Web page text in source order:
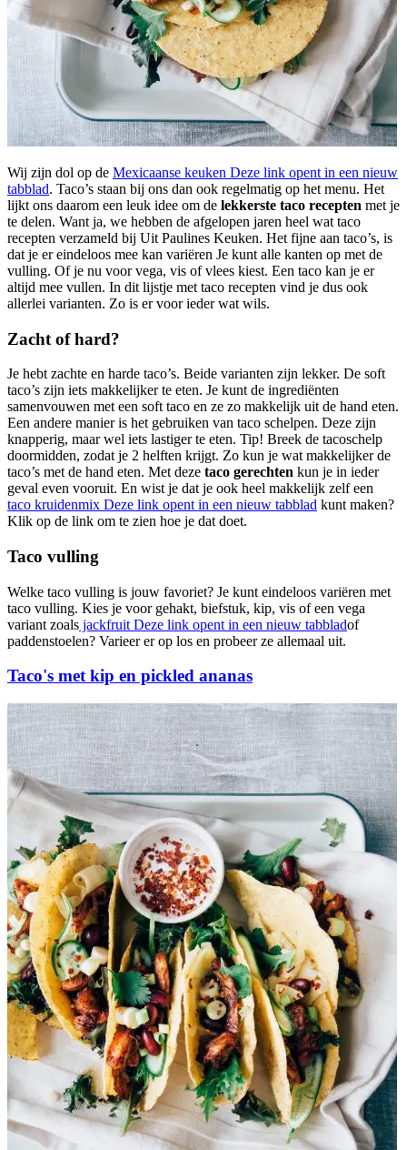
Wij zijn dol op de Mexicaanse keuken Deze link opent in een nieuw
tabblad. Taco’s staan bij ons dan ook regelmatig op het menu. Het
lijkt ons daarom een leuk idee om de lekkerste taco recepten met je
te delen. Want ja, we hebben de afgelopen jaren heel wat taco
recepten verzameld bij Uit Paulines Keuken. Het fijne aan taco’s, is
dat je er eindeloos mee kan variëren Je kunt alle kanten op met de
vulling. Of je nu voor vega, vis of vlees kiest. Een taco kan je er
altijd mee vullen. In dit lijstje met taco recepten vind je dus ook
allerlei varianten. Zo is er voor ieder wat wils.
Zacht of hard?
Je hebt zachte en harde taco’s. Beide varianten zijn lekker. De soft
taco’s zijn iets makkelijker te eten. Je kunt de ingrediënten
samenvouwen met een soft taco en ze zo makkelijk uit de hand eten.
Een andere manier is het gebruiken van taco schelpen. Deze zijn
knapperig, maar wel iets lastiger te eten. Tip! Breek de tacoschelp
doormidden, zodat je 2 helften krijgt. Zo kun je wat makkelijker de
taco’s met de hand eten. Met deze taco gerechten kun je in ieder
geval even vooruit. En wist je dat je ook heel makkelijk zelf een
taco kruidenmix Deze link opent in een nieuw tabblad kunt maken?
Klik op de link om te zien hoe je dat doet.
Taco vulling
Welke taco vulling is jouw favoriet? Je kunt eindeloos variëren met
taco vulling. Kies je voor gehakt, biefstuk, kip, vis of een vega
variant zoals jackfruit Deze link opent in een nieuw tabbladof
paddenstoelen? Varieer er op los en probeer ze allemaal uit.
Taco's met kip en pickled ananas